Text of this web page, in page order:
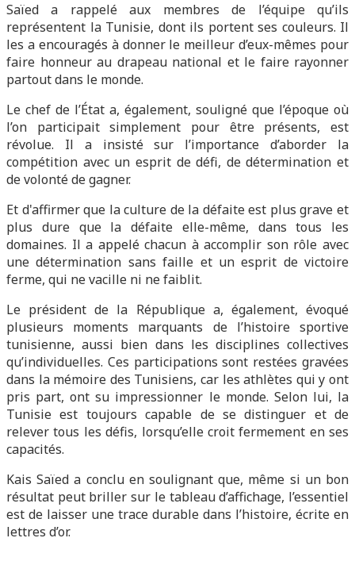
Saïed a rappelé aux membres de l’équipe qu’ils
représentent la Tunisie, dont ils portent ses couleurs. Il
les a encouragés à donner le meilleur d’eux-mêmes pour
faire honneur au drapeau national et le faire rayonner
partout dans le monde.
Le chef de l’État a, également, souligné que l’époque où
l’on participait simplement pour être présents, est
révolue. Il a insisté sur l’importance d’aborder la
compétition avec un esprit de défi, de détermination et
de volonté de gagner.
Et d'affirmer que la culture de la défaite est plus grave et
plus dure que la défaite elle-même, dans tous les
domaines. Il a appelé chacun à accomplir son rôle avec
une détermination sans faille et un esprit de victoire
ferme, qui ne vacille ni ne faiblit.
Le président de la République a, également, évoqué
plusieurs moments marquants de l’histoire sportive
tunisienne, aussi bien dans les disciplines collectives
qu’individuelles. Ces participations sont restées gravées
dans la mémoire des Tunisiens, car les athlètes qui y ont
pris part, ont su impressionner le monde. Selon lui, la
Tunisie est toujours capable de se distinguer et de
relever tous les défis, lorsqu’elle croit fermement en ses
capacités.
Kais Saïed a conclu en soulignant que, même si un bon
résultat peut briller sur le tableau d’affichage, l’essentiel
est de laisser une trace durable dans l’histoire, écrite en
lettres d’or.